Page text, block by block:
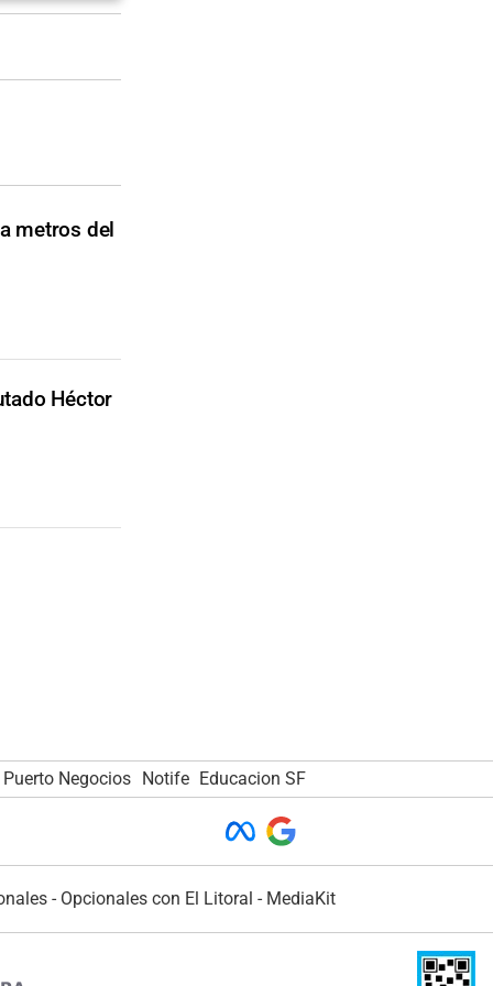
metros del
Héctor
Puerto Negocios Notife Educacion SF
- Opcionales con El Litoral - MediaKit